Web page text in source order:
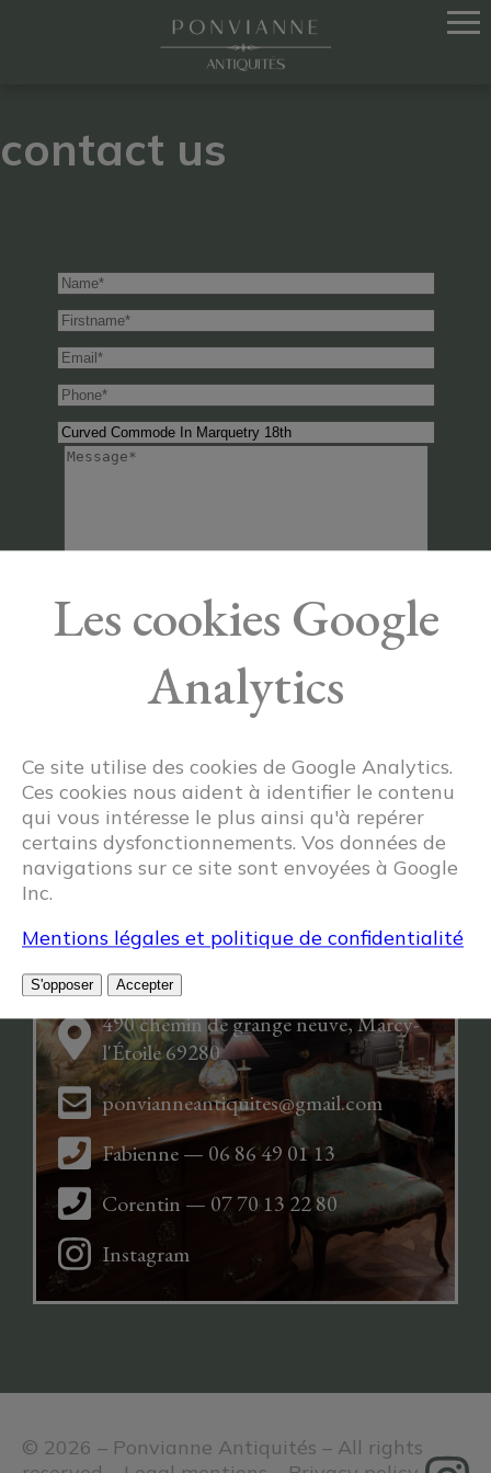
contact us
I have read and acceptlegal
mentions
Ponvianne Antiquités
By appointment: 7 days a week
490 chemin de grange neuve, Marcy-
l'Étoile 69280
ponvianneantiquites@gmail.com
Fabienne — 06 86 49 01 13
Corentin — 07 70 13 22 80
Instagram
© 2026 – Ponvianne Antiquités – All rights
Les cookies Google
Analytics
Ce site utilise des cookies de Google Analytics.
Ces cookies nous aident à identifier le contenu
qui vous intéresse le plus ainsi qu'à repérer
certains dysfonctionnements. Vos données de
navigations sur ce site sont envoyées à Google
Inc.
Mentions légales et politique de confidentialité
S'opposer Accepter